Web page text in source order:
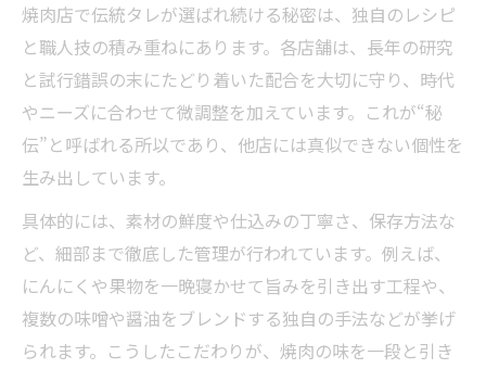
焼肉店で伝統タレが選ばれ続ける秘密は、独自のレシピ
と職人技の積み重ねにあります。各店舗は、長年の研究
と試行錯誤の末にたどり着いた配合を大切に守り、時代
やニーズに合わせて微調整を加えています。これが“秘
伝”と呼ばれる所以であり、他店には真似できない個性を
生み出しています。
具体的には、素材の鮮度や仕込みの丁寧さ、保存方法な
ど、細部まで徹底した管理が行われています。例えば、
にんにくや果物を一晩寝かせて旨みを引き出す工程や、
複数の味噌や醤油をブレンドする独自の手法などが挙げ
られます。こうしたこだわりが、焼肉の味を一段と引き